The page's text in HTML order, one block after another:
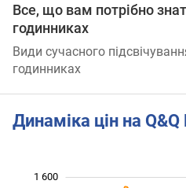
Все, що вам потрібно
годинниках
Види сучасного
годинниках
Динаміка цін на
1 600